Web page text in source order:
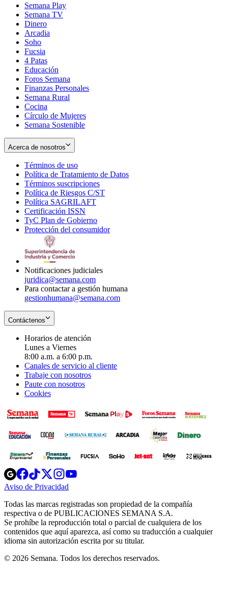
Semana Play
Semana TV
Dinero
Arcadia
Soho
in
new
window
Fucsia
in
new
window
4 Patas
Educación
Foros Semana
Finanzas Personales
Semana Rural
Cocina
Círculo de Mujeres
Semana Sostenible
Acerca de nosotros
Términos de uso
in
new
window
Política de Tratamiento de Datos
Términos suscripciones
in
Política de Riesgos C/ST
Política SAGRILAFT
new
window
Certificación ISSN
in
new
TyC Plan de Gobierno
in
Protección del consumidorOpens
Notificaciones judiciales
juridica@semana.com
Para contactar a gestión humana
gestionhumana@semana.com
Contáctenos
Horarios de atención
Lunes a Viernes
8:00 a.m. a 6:00 p.m.
Canales de servicio al cliente
Trabaje con nosotros
Paute con nosotros
Cookies
Opens
in
new
Opens
in
new
Opens
in
new
window
Opens
new
windowwindow
Aviso de Privacidad
new
window
Todas las marcas registradas son propiedad de la compañía
respectiva o de PUBLICACIONES SEMANA S.A.
Se prohíbe la reproducción total o parcial de cualquiera de los
contenidos que aquí aparezca, así como su traducción a cualquier
idioma sin autorización escrita por su titular.
© 2026 Semana. Todos los derechos reservados.